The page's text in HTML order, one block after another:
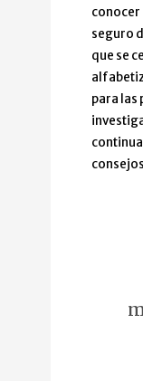
conocer
seguro
que se
para las